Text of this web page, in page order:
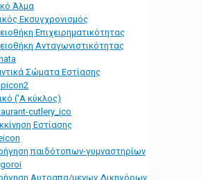
Άλμα
Εκσυγχρονισμός
Eπιχειρηματικότητας
Ανταγωνιστικότητας
Σώματα Εστίασης
('Α κύκλος)
Εστίασης
παιδότοπων-γυμναστηρίων
Αυτοαπα/μενων Δικηγόρων